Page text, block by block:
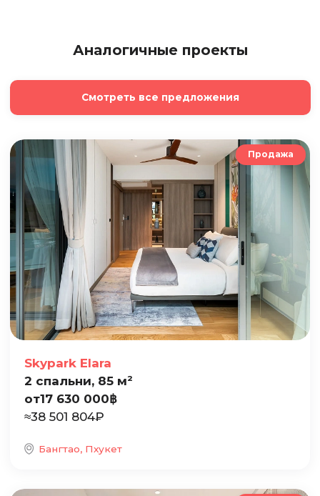
Аналогичные проекты
Смотреть все предложения
Продажа
Skypark Elara
2 спальни, 85 м²
от17 630 000฿
≈38 501 804₽
Бангтао, Пхукет